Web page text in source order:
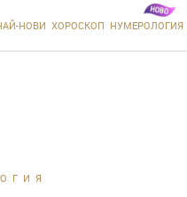
НОВИ ХОРОСКОП НУМЕРОЛОГИЯ